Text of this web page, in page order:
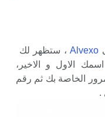
Alvexo ، ستظهر لك
الاول و الاخير،
الخاصة بك ثم رقم
.